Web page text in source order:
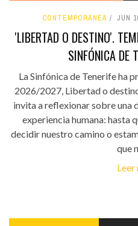
CONTEMPORÁNEA JUN
'LIBERTAD O DESTINO'.
SINFÓNICA DE
La Sinfónica de Tenerife ha
2026/2027, Libertad o
invita a reflexionar sobre una
experiencia humana: hasta
decidir nuestro camino o
que
Leer